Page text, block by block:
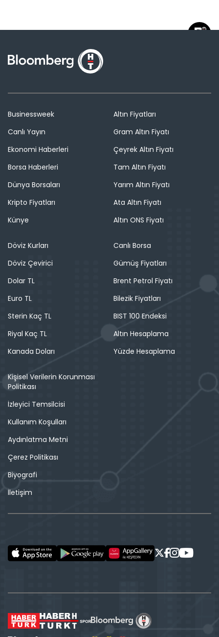
Businessweek
Canlı Yayın
Ekonomi Haberleri
Borsa Haberleri
Dünya Borsaları
Kripto Fiyatları
Künye
Altın Fiyatları
Gram Altın Fiyatı
Çeyrek Altın Fiyatı
Tam Altın Fiyatı
Yarım Altın Fiyatı
Ata Altın Fiyatı
Altın ONS Fiyatı
Döviz Kurları
Döviz Çevirici
Dolar TL
Euro TL
Sterin Kaç TL
Riyal Kaç TL
Kanada Doları
Canlı Borsa
Gümüş Fiyatları
Brent Petrol Fiyatı
Bilezik Fiyatları
BIST 100 Endeksi
Altın Hesaplama
Yüzde Hesaplama
Kişisel Verilerin Korunması
Politikası
İzleyici Temsilcisi
Kullanım Koşulları
Aydınlatma Metni
Çerez Politikası
Biyografi
İletişim